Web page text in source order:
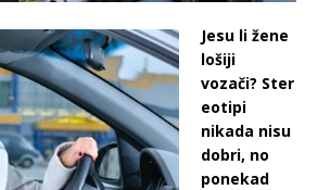
Jesu li žene
lošiji
vozači? Ster
eotipi
nikada nisu
dobri, no
ponekad